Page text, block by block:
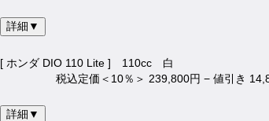
詳細▼
[ ホンダ DIO 110 Lite ] 110cc 白
税込定価＜10％＞ 239,800円 − 値引き
詳細▼